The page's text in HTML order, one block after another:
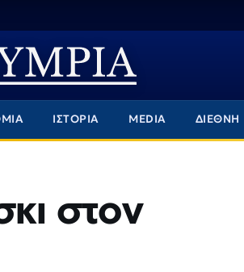
ΙΣΤΟΡΙΑ MEDIA ΔΙΕΘΝΗ
στον